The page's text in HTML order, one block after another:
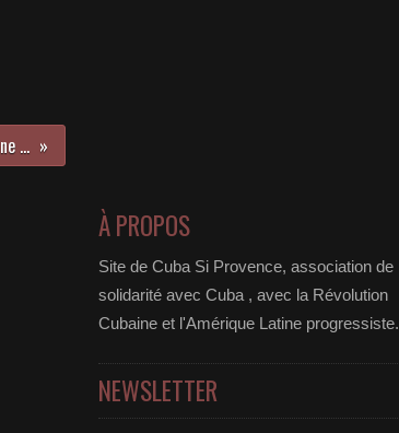
Cuba: Le Chancelier de Palestine en visite officielle à Cuba
À PROPOS
Site de Cuba Si Provence, association de
solidarité avec Cuba , avec la Révolution
Cubaine et l'Amérique Latine progressiste.
NEWSLETTER